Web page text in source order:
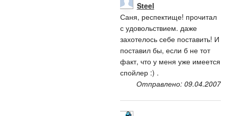
Steel
Саня, респектище! прочитал
с удовольствием. даже
захотелось себе поставить! И
поставил бы, если б не тот
факт, что у меня уже имеется
спойлер :) .
Отправлено: 09.04.2007